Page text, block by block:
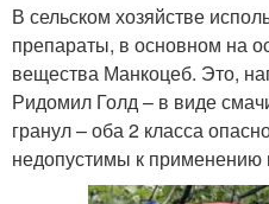
В сельском хозяйстве
препараты, в основном на
вещества Манкоцеб. Это,
Ридомил Голд – в виде
гранул – оба 2 класса
недопустимы к применению